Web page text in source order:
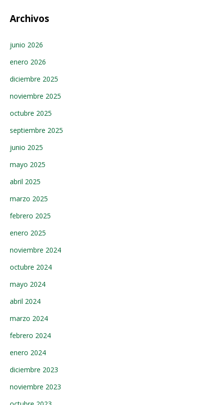
Archivos
junio 2026
enero 2026
diciembre 2025
noviembre 2025
octubre 2025
septiembre 2025
junio 2025
mayo 2025
abril 2025
marzo 2025
febrero 2025
enero 2025
noviembre 2024
octubre 2024
mayo 2024
abril 2024
marzo 2024
febrero 2024
enero 2024
diciembre 2023
noviembre 2023